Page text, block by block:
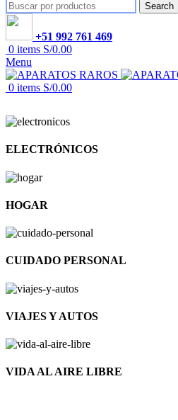
Search
+51 992 761 469
0 items S/0.00
Menu
0 items S/0.00
ELECTRÓNICOS
HOGAR
CUIDADO PERSONAL
VIAJES Y AUTOS
VIDA AL AIRE LIBRE